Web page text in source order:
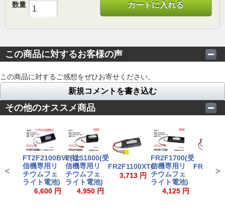
数量 カートに入れる
この商品に対するお客様の声
この商品に対するご感想をぜひお寄せください。
新規コメントを書き込む
その他のオススメ商品
FT2F2100BV2(送
信機専用リ
チウムフェ
ライト電池)
6,600 円
FR2S1800(受
信機専用リ
チウムフェ
ライト電池)
4,950 円
FR2F1100XT6
3,713 円
FR2F1700(受
信機専用リ
チウムフェ
ライト電池)
4,125 円
< >